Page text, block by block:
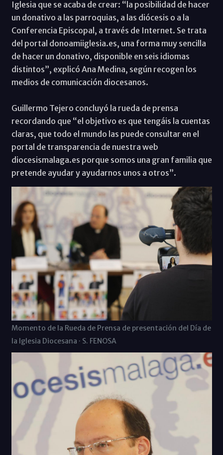
Iglesia que se acaba de crear: “la posibilidad de hacer
un donativo a las parroquias, a las diócesis o a la
Conferencia Episcopal, a través de Internet. Se trata
del portal donoamiiglesia.es, una forma muy sencilla
de hacer un donativo, disponible en seis idiomas
distintos”, explicó Ana Medina, según recogen los
medios de comunicación diocesanos.
Guillermo Tejero concluyó la rueda de prensa
recordando que “el objetivo es que tengáis la cuentas
claras, que todo el mundo las puede consultar en el
portal de transparencia de nuestra web
diocesismalaga.es porque somos una gran familia que
pretende ayudar y ayudarnos unos a otros”.
Momento de la Rueda de Prensa de presentación del Día de
la Iglesia Diocesana · S. FENOSA